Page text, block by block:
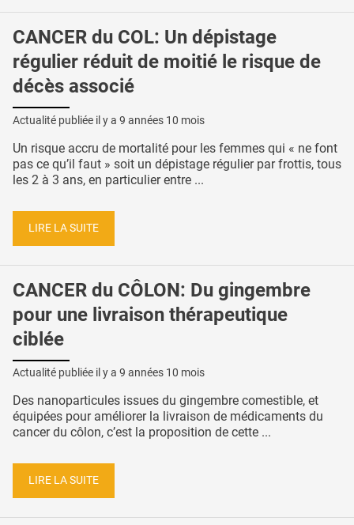
CANCER du COL: Un dépistage
régulier réduit de moitié le risque de
décès associé
Actualité publiée il y a 9 années 10 mois
Un risque accru de mortalité pour les femmes qui « ne font
pas ce qu’il faut » soit un dépistage régulier par frottis, tous
les 2 à 3 ans, en particulier entre ...
LIRE LA SUITE
CANCER du CÔLON: Du gingembre
pour une livraison thérapeutique
ciblée
Actualité publiée il y a 9 années 10 mois
Des nanoparticules issues du gingembre comestible, et
équipées pour améliorer la livraison de médicaments du
cancer du côlon, c’est la proposition de cette ...
LIRE LA SUITE